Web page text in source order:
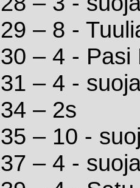
29 – 8 -
30 – 4 - Pasi
31 – 4 -
34 – 2s
35 – 10 -
37 – 4 -